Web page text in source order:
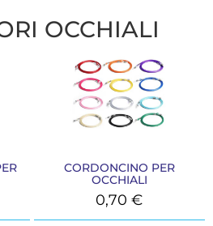
OCCHIALI
CORDONCINO PER
OCCHIALI
0,70€